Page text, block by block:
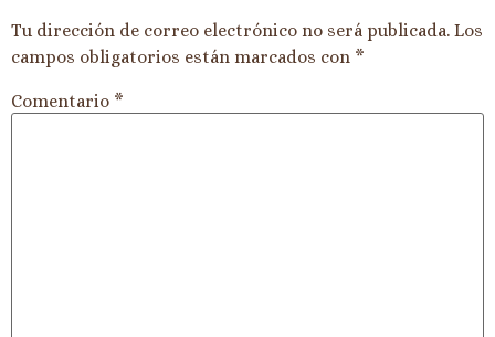
Tu dirección de correo electrónico no será publicada. Los
campos obligatorios están marcados con *
Comentario *